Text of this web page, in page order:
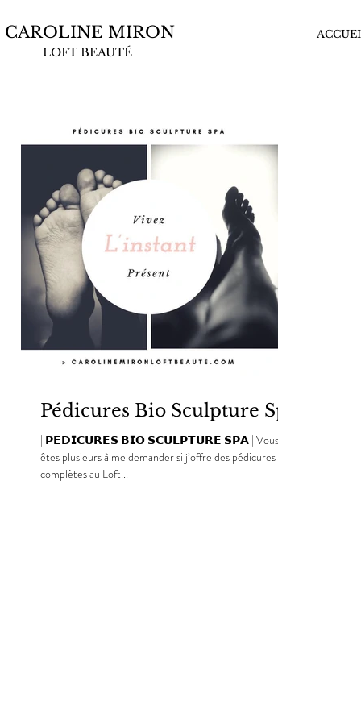
CAROLINE MIRON
LOFT BEAUTÉ
Pédicures Bio Sculpture Spa
| 𝗣𝗘𝗗𝗜𝗖𝗨𝗥𝗘𝗦 𝗕𝗜𝗢 𝗦𝗖𝗨𝗟𝗣𝗧𝗨𝗥𝗘 𝗦𝗣𝗔 | Vous
êtes plusieurs à me demander si j’offre des pédicures
complètes au Loft...